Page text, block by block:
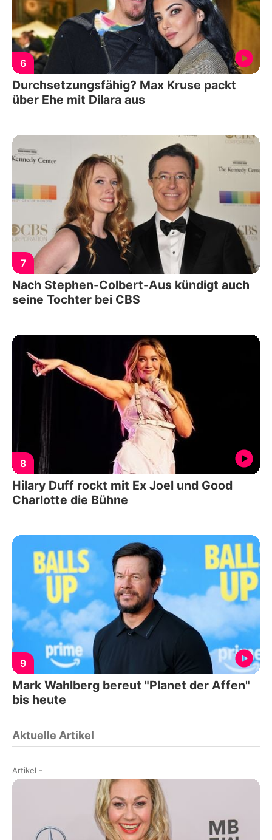
6
Durchsetzungsfähig? Max Kruse packt
über Ehe mit Dilara aus
7
Nach Stephen-Colbert-Aus kündigt auch
seine Tochter bei CBS
8
Hilary Duff rockt mit Ex Joel und Good
Charlotte die Bühne
9
Mark Wahlberg bereut "Planet der Affen"
bis heute
Aktuelle Artikel
Artikel -